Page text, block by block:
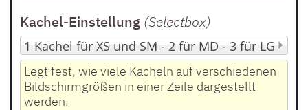
Kachel-Einstellung (Selectbox)
Legt fest, wie viele Kacheln auf verschiedenen
Bildschirmgrößen in einer Zeile dargestellt
werden.